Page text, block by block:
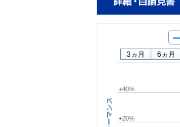
+20%
+40%
3ヵ月 6ヵ月